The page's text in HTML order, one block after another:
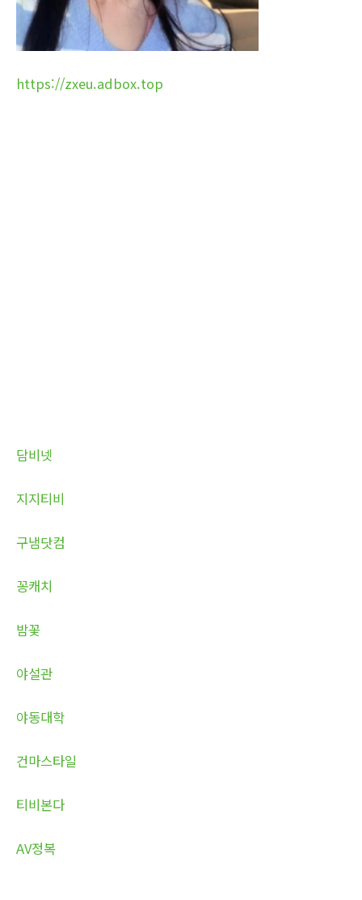
https://zxeu.adbox.top
담비넷
지지티비
구냄닷컴
꽁캐치
밤꽃
야설관
야동대학
건마스타일
티비본다
AV정복